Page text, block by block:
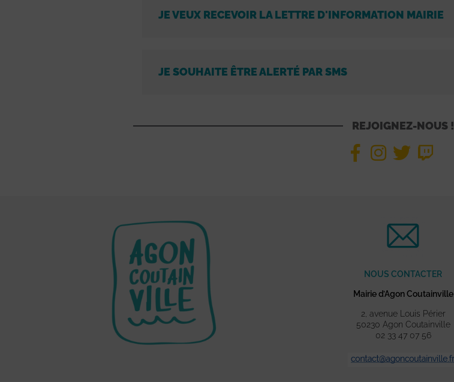
JE VEUX RECEVOIR LA LETTRE D'INFORMATION MAIRIE
JE SOUHAITE ÊTRE ALERTÉ PAR SMS
REJOIGNEZ-NOUS !
NOUS CONTACTER
Mairie d’Agon Coutainville
2, avenue Louis Périer
50230 Agon Coutainville
02 33 47 07 56